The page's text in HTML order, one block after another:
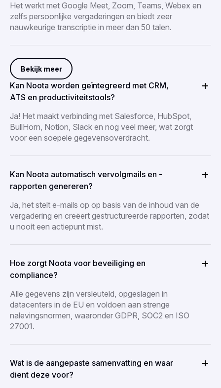
Het werkt met Google Meet, Zoom, Teams, Webex en
zelfs persoonlijke vergaderingen en biedt zeer
nauwkeurige transcriptie in meer dan 50 talen.
Bekijk meer
Kan Noota worden geïntegreerd met CRM,
ATS en productiviteitstools?
Ja! Het maakt verbinding met Salesforce, HubSpot,
BullHorn, Notion, Slack en nog veel meer, wat zorgt
voor een soepele gegevensoverdracht.
Kan Noota automatisch vervolgmails en -
rapporten genereren?
Ja, het stelt e-mails op op basis van de inhoud van de
vergadering en creëert gestructureerde rapporten, zodat
u nooit een actiepunt mist.
Hoe zorgt Noota voor beveiliging en
compliance?
Alle gegevens zijn versleuteld, opgeslagen in
datacenters in de EU en voldoen aan strenge
nalevingsnormen, waaronder GDPR, SOC2 en ISO
27001.
Wat is de aangepaste samenvatting en waar
dient deze voor?